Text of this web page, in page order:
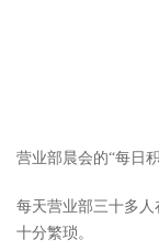
营业部晨会的“每日
每天营业部三十多
十分繁琐。